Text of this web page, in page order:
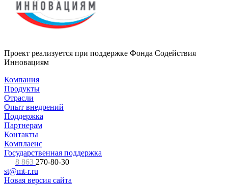
Проект реализуется при поддержке Фонда Содействия
Инновациям
Компания
Продукты
Отрасли
Опыт внедрений
Поддержка
Партнерам
Контакты
Комплаенс
Государственная поддержка
8 863 270-80-30
st@mt-r.ru
Новая версия сайта